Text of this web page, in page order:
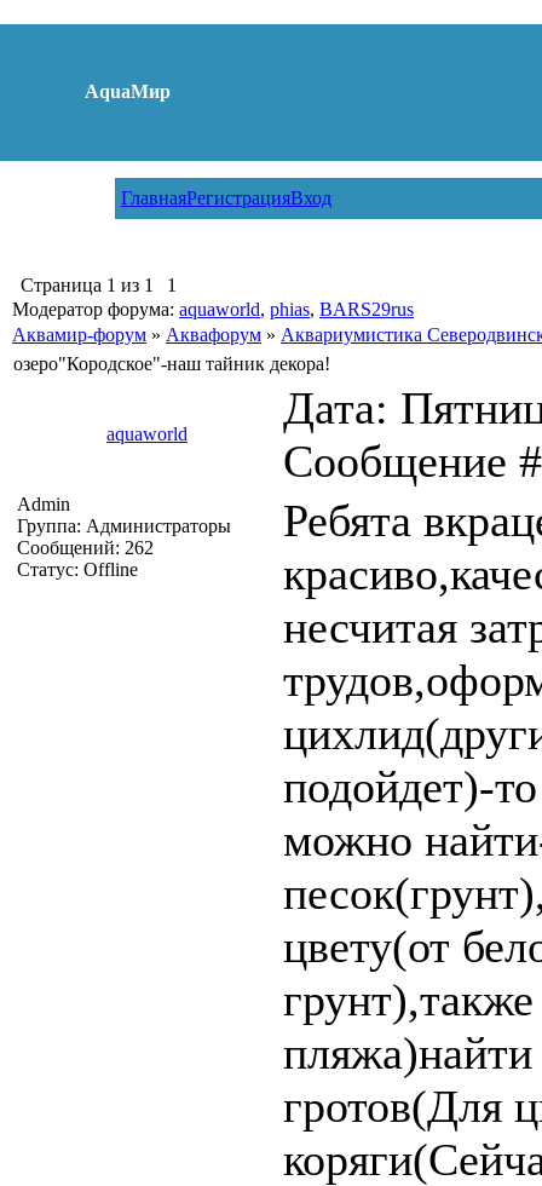
AquaМир
ГлавнаяРегистрацияВход
Страница 1 из 1
1
Модератор форума: aquaworld, phias, BARS29rus
Аквамир-форум » Аквафорум » Аквариумистика
озеро"Кородское"-наш тайник декора!
aquaworld
Дата:
Сообщение
Admin
Группа: Администраторы
Сообщений: 262
Статус: Offline
Ребята
несчитая
подойдет)-
можно
цвету(от
гротов(Для